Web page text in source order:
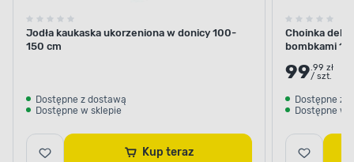
Jodła kaukaska ukorzeniona w donicy 100-
150 cm
Dostępne z dostawą
Dostępne w sklepie
Kup teraz
Choinka
bombkami
99.99 zł
/ szt.
Dostępne z
Dostępne w